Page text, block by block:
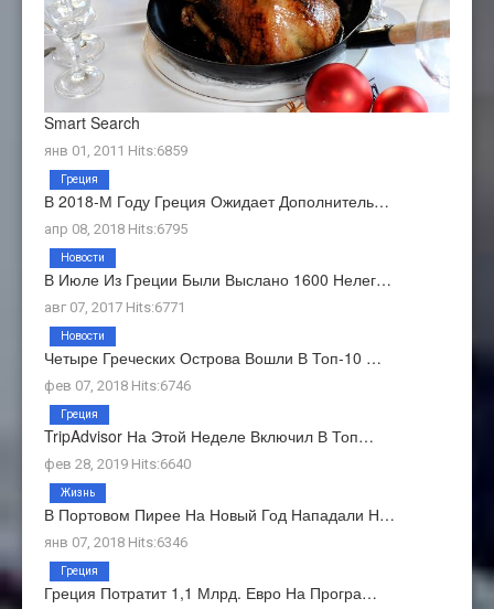
Smart Search
янв 01, 2011 Hits:6859
В 2018-М Году Греция Ожидает Дополнитель…
апр 08, 2018 Hits:6795
Греция
В Июле Из Греции Были Выслано 1600 Нелег…
авг 07, 2017 Hits:6771
Новости
Четыре Греческих Острова Вошли В Топ-10 …
фев 07, 2018 Hits:6746
Новости
TripAdvisor На Этой Неделе Включил В Топ…
фев 28, 2019 Hits:6640
Греция
В Портовом Пирее На Новый Год Нападали Н…
янв 07, 2018 Hits:6346
Жизнь
Греция Потратит 1,1 Млрд. Евро На Програ…
Греция